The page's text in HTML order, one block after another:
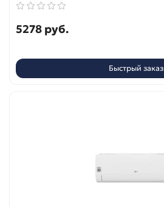
5278 руб.
Быстрый заказ